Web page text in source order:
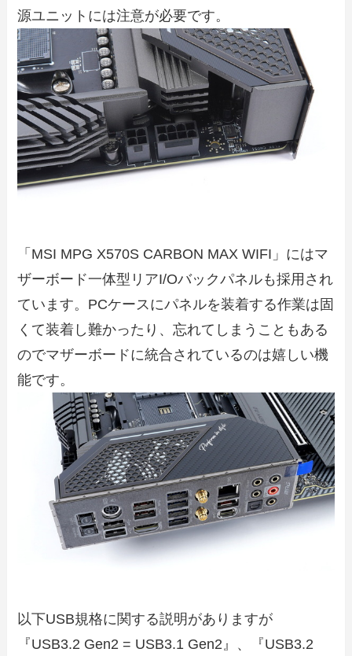
源ユニットには注意が必要です。
「MSI MPG X570S CARBON MAX WIFI」にはマ
ザーボード一体型リアI/Oバックパネルも採用され
ています。PCケースにパネルを装着する作業は固
くて装着し難かったり、忘れてしまうこともある
のでマザーボードに統合されているのは嬉しい機
能です。
以下USB規格に関する説明がありますが
『USB3.2 Gen2 = USB3.1 Gen2』、『USB3.2